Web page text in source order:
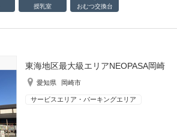
授乳室 おむつ交換台
東海地区最大級エリアNEOPASA岡崎
愛知県 岡崎市
サービスエリア・パーキングエリア